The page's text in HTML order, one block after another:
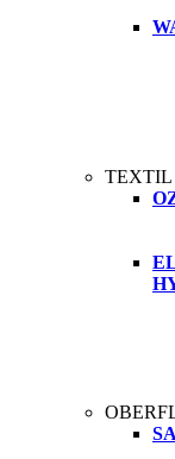
TEXTIL